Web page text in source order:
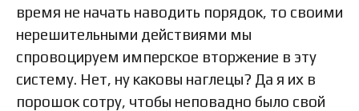
время не начать наводить порядок, то своими
нерешительными действиями мы
спровоцируем имперское вторжение в эту
систему. Нет, ну каковы наглецы? Да я их в
порошок сотру, чтобы неповадно было свой